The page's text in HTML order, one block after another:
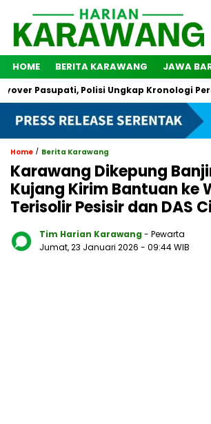
HOME BERITA KARAWANG JAWA
Polisi Ungkap Kronologi Peristiwa
Home / Berita Karawang
Karawang Dikepung
Kujang Kirim Bantuan ke
Terisolir Pesisir dan DAS
Tim Harian Karawang - Pewarta
Jumat, 23 Januari 2026 - 09:44 WIB